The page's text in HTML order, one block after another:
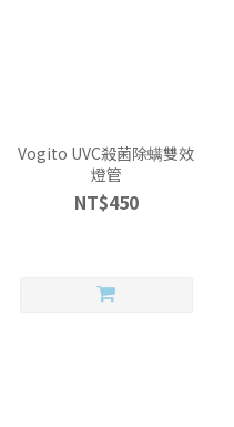
Vogito UVC殺菌除螨雙效
燈管
NT$450